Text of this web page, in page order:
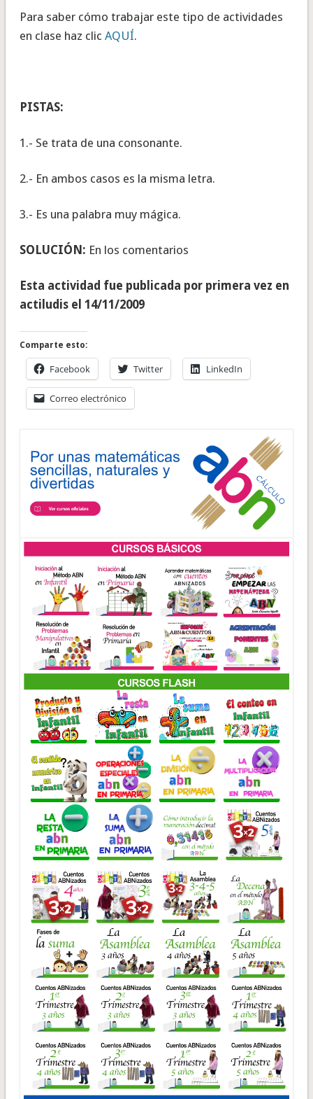
Para saber cómo trabajar este tipo de actividades
en clase haz clic AQUÍ.
PISTAS:
1.- Se trata de una consonante.
2.- En ambos casos es la misma letra.
3.- Es una palabra muy mágica.
SOLUCIÓN: En los comentarios
Esta actividad fue publicada por primera vez en
actiludis el 14/11/2009
Comparte esto:
Facebook Twitter LinkedIn
Correo electrónico